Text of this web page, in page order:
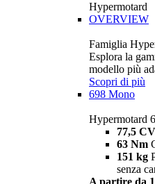
Hypermotard
OVERVIEW
Famiglia
Esplora la
modello più
Scopri di più
698 Mono
Hypermotard
77,5 CV
63 Nm
151 kg
senza
A partire da